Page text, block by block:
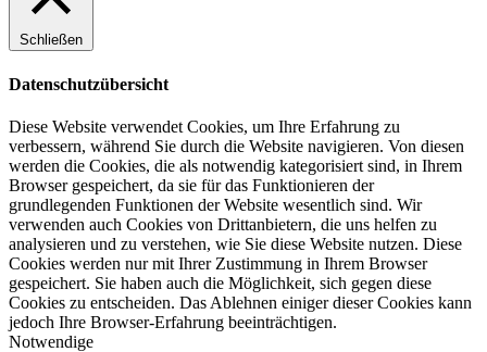
Schließen
Datenschutzübersicht
Diese Website verwendet Cookies, um Ihre Erfahrung zu
verbessern, während Sie durch die Website navigieren. Von diesen
werden die Cookies, die als notwendig kategorisiert sind, in Ihrem
Browser gespeichert, da sie für das Funktionieren der
grundlegenden Funktionen der Website wesentlich sind. Wir
verwenden auch Cookies von Drittanbietern, die uns helfen zu
analysieren und zu verstehen, wie Sie diese Website nutzen. Diese
Cookies werden nur mit Ihrer Zustimmung in Ihrem Browser
gespeichert. Sie haben auch die Möglichkeit, sich gegen diese
Cookies zu entscheiden. Das Ablehnen einiger dieser Cookies kann
jedoch Ihre Browser-Erfahrung beeinträchtigen.
Notwendige